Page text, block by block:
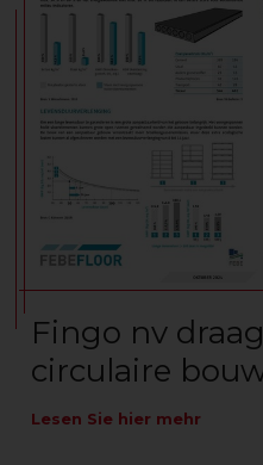
Fingo nv
circulaire
Lesen Sie hier mehr